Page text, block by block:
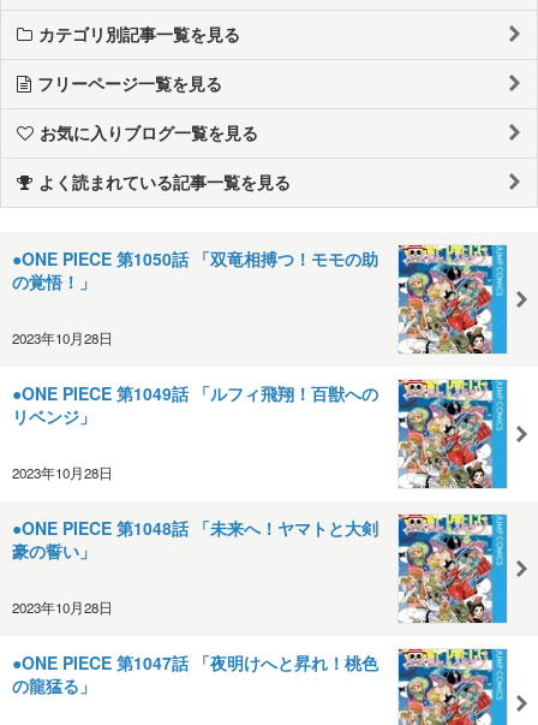
カテゴリ別記事一覧を見る
フリーページ一覧を見る
お気に入りブログ一覧を見る
よく読まれている記事一覧を見る
●ONE PIECE 第1050話 「双竜相搏つ！モモの助
の覚悟！」
2023年10月28日
●ONE PIECE 第1049話 「ルフィ飛翔！百獣への
リベンジ」
2023年10月28日
●ONE PIECE 第1048話 「未来へ！ヤマトと大剣
豪の誓い」
2023年10月28日
●ONE PIECE 第1047話 「夜明けへと昇れ！桃色
の龍猛る」